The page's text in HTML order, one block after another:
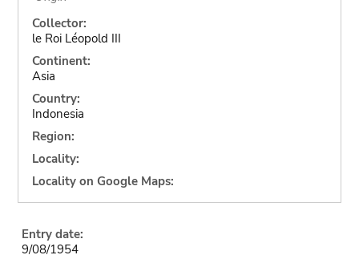
Collector:
le Roi Léopold III
Continent:
Asia
Country:
Indonesia
Region:
Locality:
Locality on Google Maps:
Entry date:
9/08/1954